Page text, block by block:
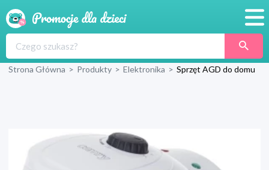
Produkty
Blog
Wyprawka
Strona Główna > Produkty > Elektronika > Sprzęt AGD do domu